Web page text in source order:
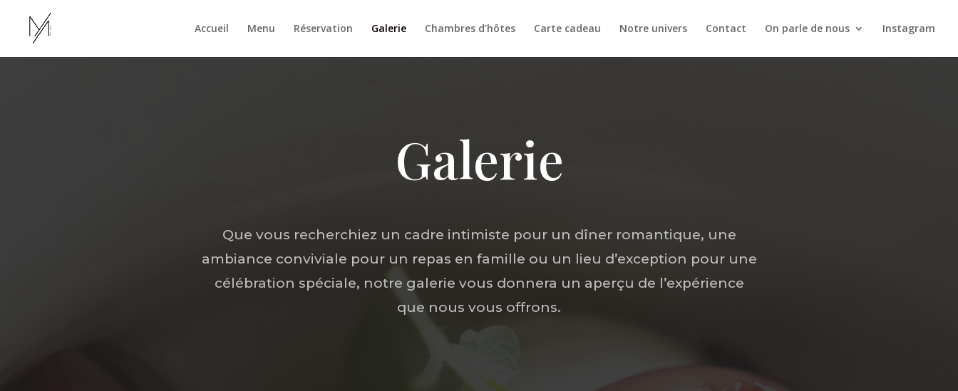
Accueil Menu Réservation Galerie Chambres d’hôtes Carte cadeau Notre univers Contact On parle de nous Instagram
Galerie
Que vous recherchiez un cadre intimiste pour un dîner romantique, une
ambiance conviviale pour un repas en famille ou un lieu d’exception pour une
célébration spéciale, notre galerie vous donnera un aperçu de l’expérience
que nous vous offrons.